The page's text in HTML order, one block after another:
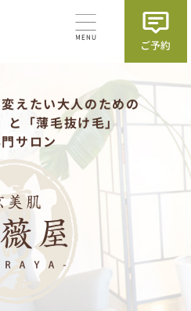
えたい大人のための
と「薄毛抜け毛」
サロン